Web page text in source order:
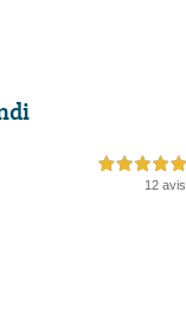
5,0 étoiles sur 5
12 avis